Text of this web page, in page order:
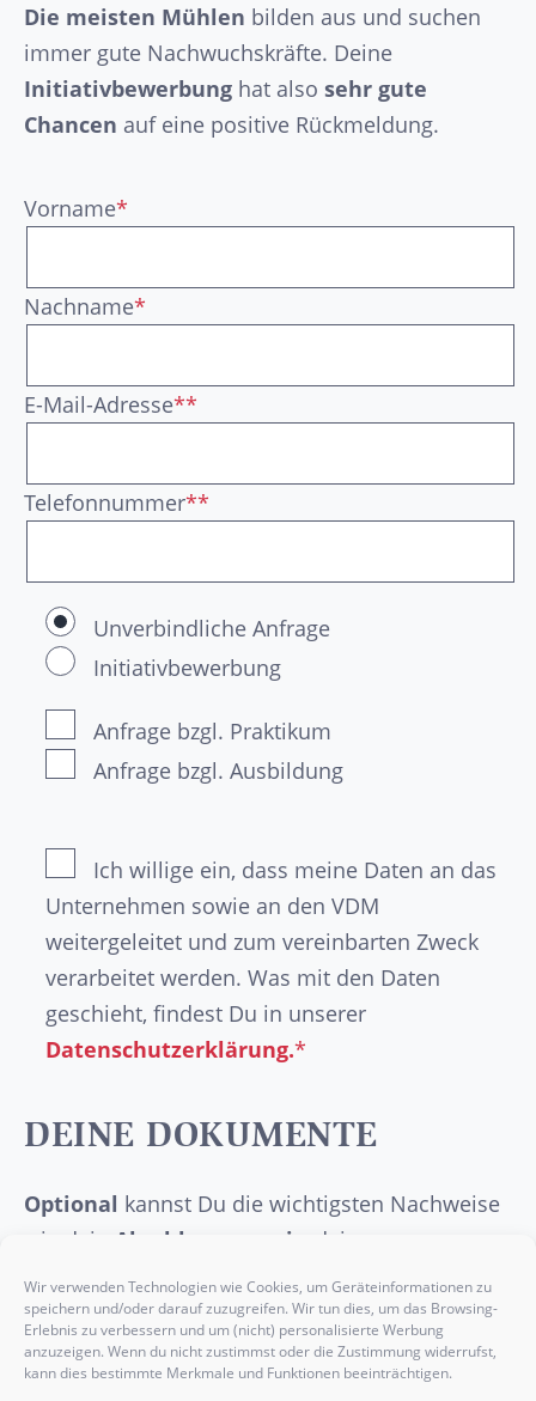
Wir verwenden Technologien wie Cookies, um Geräteinformationen zu
speichern und/oder darauf zuzugreifen. Wir tun dies, um das Browsing-
Erlebnis zu verbessern und um (nicht) personalisierte Werbung
anzuzeigen. Wenn du nicht zustimmst oder die Zustimmung widerrufst,
kann dies bestimmte Merkmale und Funktionen beeinträchtigen.
Die meisten Mühlen bilden aus und suchen
immer gute Nachwuchskräfte. Deine
Initiativbewerbung hat also sehr gute
Chancen auf eine positive Rückmeldung.
Vorname*
Nachname*
E-Mail-Adresse**
Telefonnummer**
Unverbindliche Anfrage
Initiativbewerbung
Anfrage bzgl. Praktikum
Anfrage bzgl. Ausbildung
Ich willige ein, dass meine Daten an das
Unternehmen sowie an den VDM
weitergeleitet und zum vereinbarten Zweck
verarbeitet werden. Was mit den Daten
geschieht, findest Du in unserer
Datenschutzerklärung.*
DEINE DOKUMENTE
Optional kannst Du die wichtigsten Nachweise
wie dein
Abschlusszeugnis
, deinen
Lebenslauf , ein Anschreiben
oder etwaige
Praktikumsbelegehier einfügen.